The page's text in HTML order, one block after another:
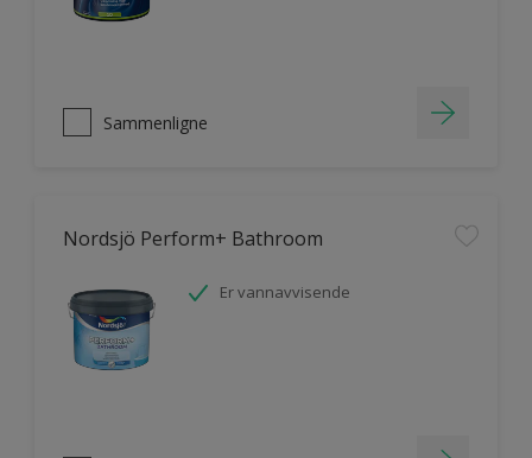
Sammenligne
Nordsjö Perform+ Bathroom
Er vannavvisende